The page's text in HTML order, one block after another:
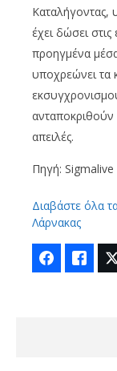
Καταλήγοντας,
έχει δώσει
προηγμένα
υποχρεώνει τα
ανταποκριθούν
απειλές.
Πηγή: Sigmalive
Διαβάστε όλα
Λάρνακας
FacebookLike